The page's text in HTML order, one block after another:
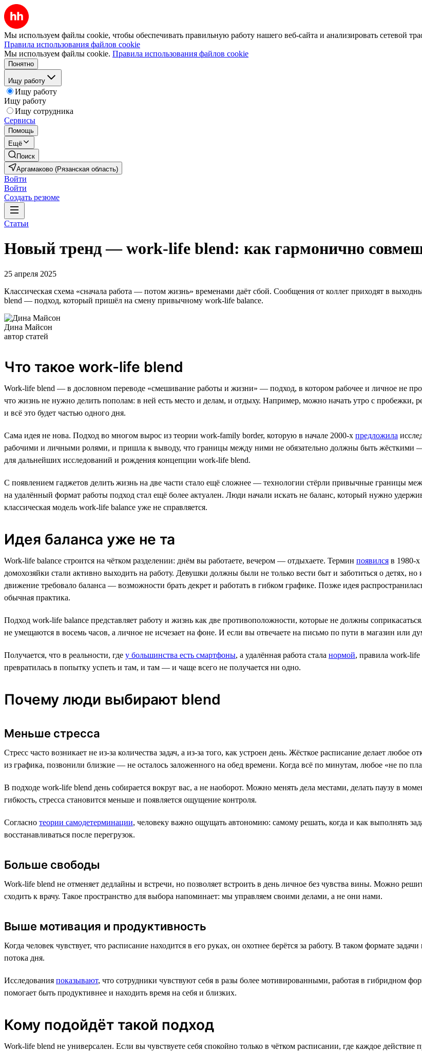
Мы используем файлы cookie, чтобы обеспечивать правильную работу нашего веб-сайта и анализировать сетевой
Правила использования файлов cookie
Мы используем файлы cookie. Правила использования файлов cookie
Понятно
Ищу работу
Ищу работу
Ищу работу
Ищу сотрудника
Сервисы
Помощь
Ещё
Поиск
Аргамаково (Рязанская область)
Войти
Войти
Создать резюме
Статьи
Новый тренд — work-life blend: как гармонично
25 апреля 2025
Классическая схема «сначала работа — потом жизнь» временами даёт сбой. Сообщения от коллег приходят в
blend — подход, который пришёл на смену привычному work-life balance.
Дина Майсон
автор статей
Что такое work-life blend
Work-life blend — в дословном переводе «смешивание работы и жизни» — подход, в котором рабочее и личное не
что жизнь не нужно делить пополам: в ней есть место и делам, и отдыху. Например, можно начать утро с пробежки,
и всё это будет частью одного дня.
Сама идея не нова. Подход во многом вырос из теории work-family border, которую в начале 2000-х предложила
рабочими и личными ролями, и пришла к выводу, что границы между ними не обязательно должны быть жёсткими
для дальнейших исследований и рождения концепции work-life blend.
С появлением гаджетов делить жизнь на две части стало ещё сложнее — технологии стёрли привычные границы
на удалённый формат работы подход стал ещё более актуален. Люди начали искать не баланс, который нужно
классическая модель work-life balance уже не справляется.
Идея баланса уже не та
Work-life balance строится на чётком разделении: днём вы работаете, вечером — отдыхаете. Термин появился в 1980-х
домохозяйки стали активно выходить на работу. Девушки должны были не только вести быт и заботиться о детях,
движение требовало баланса — возможности брать декрет и работать в гибком графике. Позже идея
обычная практика.
Подход work-life balance представляет работу и жизнь как две противоположности, которые не должны
не умещаются в восемь часов, а личное не исчезает на фоне. И если вы отвечаете на письмо по пути в магазин или
Получается, что в реальности, где у большинства есть смартфоны, а удалённая работа стала нормой, правила work-life
превратилась в попытку успеть и там, и там — и чаще всего не получается ни одно.
Почему люди выбирают blend
Меньше стресса
Стресс часто возникает не из-за количества задач, а из-за того, как устроен день. Жёсткое расписание делает
из графика, позвонили близкие — не осталось заложенного на обед времени. Когда всё по минутам, любое «не по
В подходе work-life blend день собирается вокруг вас, а не наоборот. Можно менять дела местами, делать паузу в
гибкость, стресса становится меньше и появляется ощущение контроля.
Согласно теории самодетерминации, человеку важно ощущать автономию: самому решать, когда и как выполнять
восстанавливаться после перегрузок.
Больше свободы
Work-life blend не отменяет дедлайны и встречи, но позволяет встроить в день личное без чувства вины. Можно
сходить к врачу. Такое пространство для выбора напоминает: мы управляем своими делами, а не они нами.
Выше мотивация и продуктивность
Когда человек чувствует, что расписание находится в его руках, он охотнее берётся за работу. В таком формате
потока дня.
Исследования показывают, что сотрудники чувствуют себя в разы более мотивированными, работая в гибридном
помогает быть продуктивнее и находить время на себя и близких.
Кому подойдёт такой подход
Work-life blend не универсален. Если вы чувствуете себя спокойно только в чётком расписании, где каждое